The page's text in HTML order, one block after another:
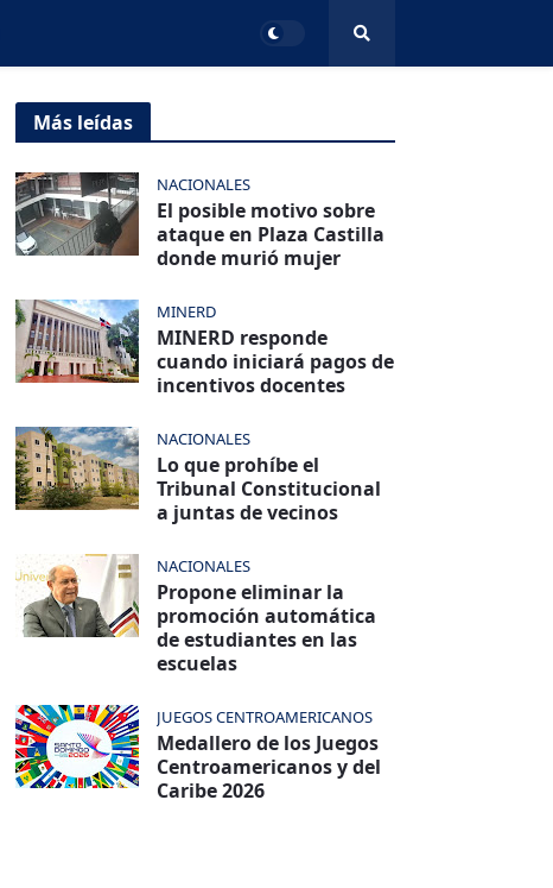
Más leídas
NACIONALES
El posible motivo sobre
ataque en Plaza Castilla
donde murió mujer
MINERD
MINERD responde
cuando iniciará pagos de
incentivos docentes
NACIONALES
Lo que prohíbe el
Tribunal Constitucional
a juntas de vecinos
NACIONALES
Propone eliminar la
promoción automática
de estudiantes en las
escuelas
JUEGOS CENTROAMERICANOS
Medallero de los Juegos
Centroamericanos y del
Caribe 2026